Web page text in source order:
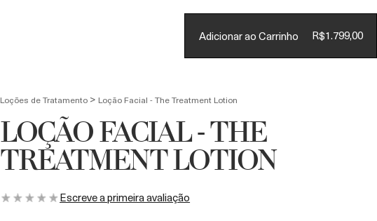
Conta
CARRINHO(0)
Loções de Tratamento > Loção Facial - The Treatment Lotion
LOÇÃO FACIAL - THE
TREATMENT LOTION
Escreve a primeira avaliação
Adicionar ao Carrinho R$1.799,00